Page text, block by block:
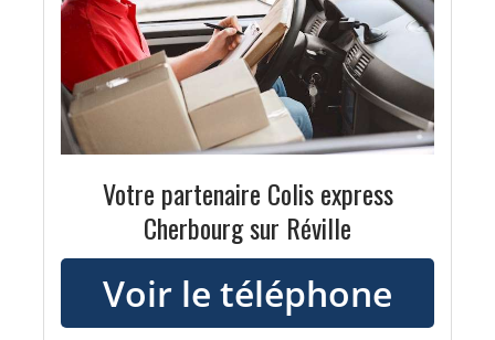
Votre partenaire Colis express
Cherbourg sur Réville